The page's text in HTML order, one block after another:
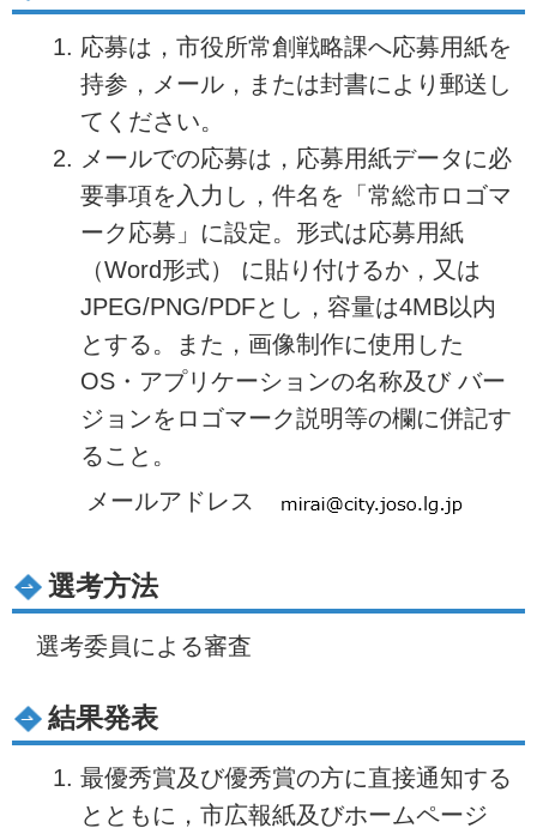
応募は，市役所常創戦略課へ応募用紙を
持参，メール，または封書により郵送し
てください。
メールでの応募は，応募用紙データに必
要事項を入力し，件名を「常総市ロゴマ
ーク応募」に設定。形式は応募用紙
（Word形式） に貼り付けるか，又は
JPEG/PNG/PDFとし，容量は4MB以内
とする。また，画像制作に使用した
OS・アプリケーションの名称及び バー
ジョンをロゴマーク説明等の欄に併記す
ること。
メールアドレス
選考方法
選考委員による審査
結果発表
最優秀賞及び優秀賞の方に直接通知する
とともに，市広報紙及びホームページ